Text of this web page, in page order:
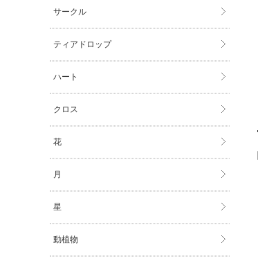
サークル
ティアドロップ
ハート
クロス
花
月
星
動植物